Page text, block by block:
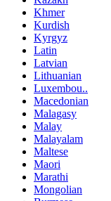
Khmer
Kurdish
Kyrgyz
Latin
Latvian
Lithuanian
Luxembou..
Macedonian
Malagasy
Malay
Malayalam
Maltese
Maori
Marathi
Mongolian